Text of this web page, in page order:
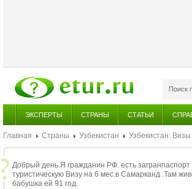
Поиск
ЭКСПЕРТЫ СТРАНЫ СТАТЬИ
Главная Страны Узбекистан Узбекистан:
Добрый день.Я гражданин РФ. есть загранпаспорт
туристическую Визу на 6 мес.в Самарканд .Там
бабушка ей 91 год.